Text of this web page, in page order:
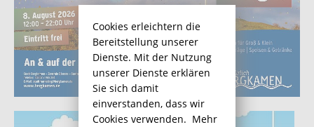
Cookies erleichtern die
Bereitstellung unserer
Dienste. Mit der Nutzung
unserer Dienste erklären
Sie sich damit
einverstanden, dass wir
Cookies verwenden. Mehr